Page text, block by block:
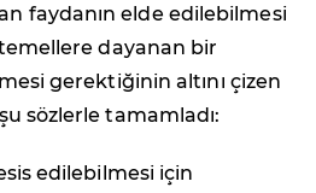
faydanın elde edilebilmesi
dayanan bir
gerektiğinin altını çizen
sözlerle tamamladı:
edilebilmesi için